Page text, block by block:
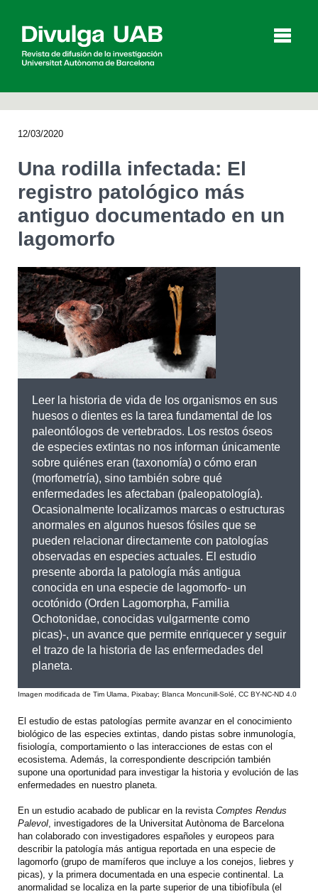
Agenda
English Català
BUSCAR
12/03/2020
Una rodilla infectada: El
registro patológico más
antiguo documentado en un
lagomorfo
Leer la historia de vida de los organismos en sus
huesos o dientes es la tarea fundamental de los
paleontólogos de vertebrados. Los restos óseos
de especies extintas no nos informan únicamente
sobre quiénes eran (taxonomía) o cómo eran
(morfometría), sino también sobre qué
enfermedades les afectaban (paleopatología).
Ocasionalmente localizamos marcas o estructuras
anormales en algunos huesos fósiles que se
pueden relacionar directamente con patologías
observadas en especies actuales. El estudio
presente aborda la patología más antigua
conocida en una especie de lagomorfo- un
ocotónido (Orden Lagomorpha, Familia
Ochotonidae, conocidas vulgarmente como
picas)-, un avance que permite enriquecer y seguir
el trazo de la historia de las enfermedades del
planeta.
Imagen modificada de Tim Ulama, Pixabay; Blanca Moncunill-Solé, CC BY-NC-ND 4.0
El estudio de estas patologías permite avanzar en el conocimiento
biológico de las especies extintas, dando pistas sobre inmunología,
fisiología, comportamiento o las interacciones de estas con el
ecosistema. Además, la correspondiente descripción también
supone una oportunidad para investigar la historia y evolución de las
enfermedades en nuestro planeta.
En un estudio acabado de publicar en la revista Comptes Rendus
Palevol, investigadores de la Universitat Autònoma de Barcelona
han colaborado con investigadores españoles y europeos para
describir la patología más antigua reportada en una especie de
lagomorfo (grupo de mamíferos que incluye a los conejos, liebres y
picas), y la primera documentada en una especie continental. La
anormalidad se localiza en la parte superior de una tibiofíbula (el